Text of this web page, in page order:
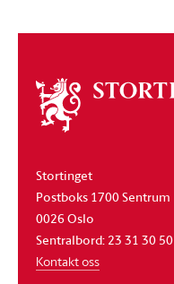
Om
stortinget
Stortinget
Postboks 1700 Sentrum
0026 Oslo
Sentralbord: 23 31 30 50
Kontakt oss